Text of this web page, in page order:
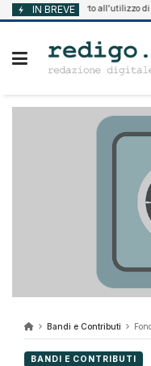
Vai
al
IN BREVE
2026 Supporto all’utilizzo di fonti
Bandi e Contributi
BANDI E CONTRIBUTI